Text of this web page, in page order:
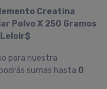
Creatina
Polvo X 250 Gramos
para nuestra
sumas hasta 0